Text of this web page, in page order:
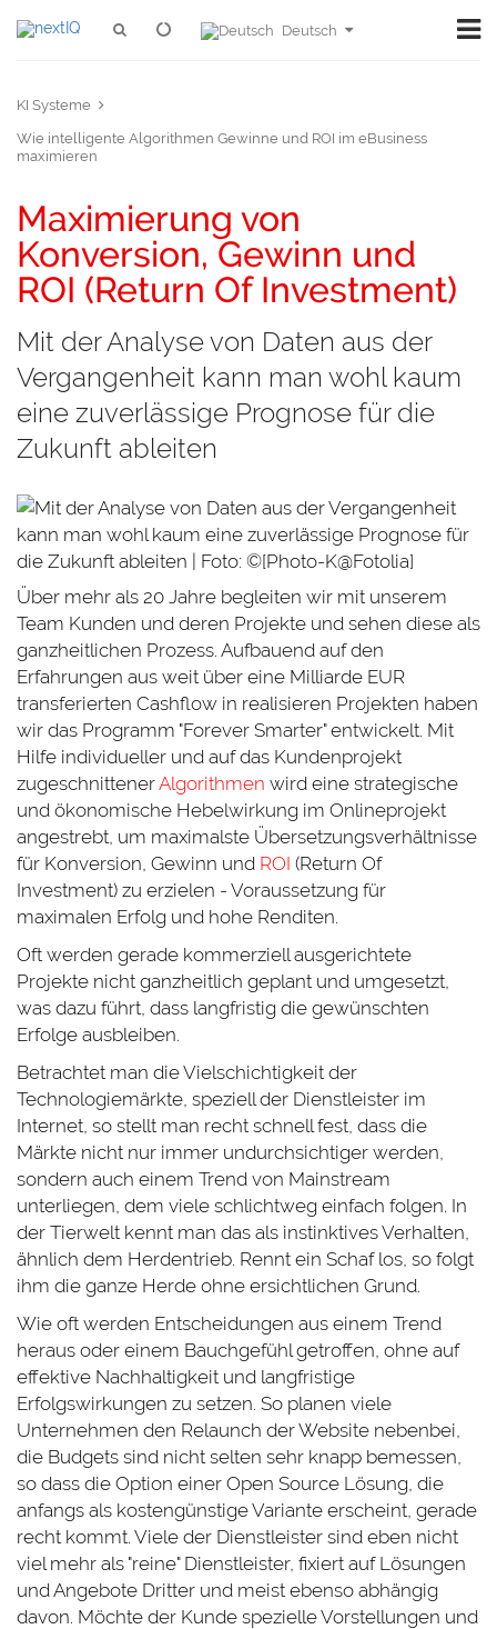
Deutsch
KI Systeme
Wie intelligente Algorithmen Gewinne und ROI im eBusiness
maximieren
Maximierung von
Konversion, Gewinn und
ROI (Return Of Investment)
Mit der Analyse von Daten aus der
Vergangenheit kann man wohl kaum
eine zuverlässige Prognose für die
Zukunft ableiten
Über mehr als 20 Jahre begleiten wir mit unserem
Team Kunden und deren Projekte und sehen diese als
ganzheitlichen Prozess. Aufbauend auf den
Erfahrungen aus weit über eine Milliarde EUR
transferierten Cashflow in realisieren Projekten haben
wir das Programm "Forever Smarter" entwickelt. Mit
Hilfe individueller und auf das Kundenprojekt
zugeschnittenerAlgorithmen wird eine strategische
und ökonomische Hebelwirkung im Onlineprojekt
angestrebt, um maximalste Übersetzungsverhältnisse
für Konversion, Gewinn und ROI (Return Of
Investment) zu erzielen - Voraussetzung für
maximalen Erfolg und hohe Renditen.
Oft werden gerade kommerziell ausgerichtete
Projekte nicht ganzheitlich geplant und umgesetzt,
was dazu führt, dass langfristig die gewünschten
Erfolge ausbleiben.
Betrachtet man die Vielschichtigkeit der
Technologiemärkte, speziell der Dienstleister im
Internet, so stellt man recht schnell fest, dass die
Märkte nicht nur immer undurchsichtiger werden,
sondern auch einem Trend von Mainstream
unterliegen, dem viele schlichtweg einfach folgen. In
der Tierwelt kennt man das als instinktives Verhalten,
ähnlich dem Herdentrieb. Rennt ein Schaf los, so folgt
ihm die ganze Herde ohne ersichtlichen Grund.
Wie oft werden Entscheidungen aus einem Trend
heraus oder einem Bauchgefühl getroffen, ohne auf
effektive Nachhaltigkeit und langfristige
Erfolgswirkungen zu setzen. So planen viele
Unternehmen den Relaunch der Website nebenbei,
die Budgets sind nicht selten sehr knapp bemessen,
so dass die Option einer Open Source Lösung, die
anfangs als kostengünstige Variante erscheint, gerade
recht kommt. Viele der Dienstleister sind eben nicht
viel mehr als "reine" Dienstleister, fixiert auf Lösungen
und Angebote Dritter und meist ebenso abhängig
davon. Möchte der Kunde spezielle Vorstellungen und